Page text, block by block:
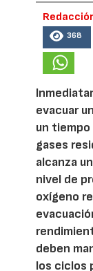
368
evacuar
un tiempo
gases
alcanza
nivel de
oxígeno
deben
los ciclos